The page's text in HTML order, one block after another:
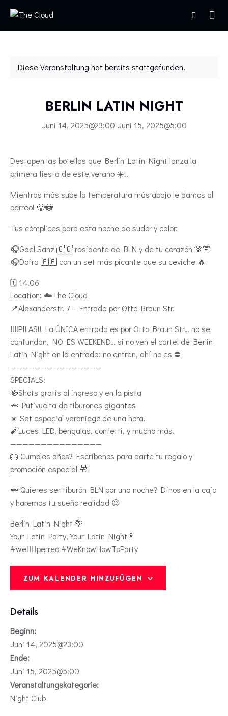
Diese Veranstaltung hat bereits stattgefunden.
BERLIN LATIN NIGHT
Juni 14, 2025@23:00-Juni 15, 2025@5:00
Destapen las botellas que Berlin Latin Night lanza la
primera fiesta de este verano ☀️!!
Mientras más sube la temperatura más abajo le damos al
perreo! 🥵😳
Tus cómplices para esta noche de sudor y calor:
🎧Gael Sanz 🇨🇴 residente de BLN y de tu corazón 🫶🏽
🎧Dofra 🇵🇪 con un set más picante que su ceviche 🔥
🗓️ 14.06
Location: ☁️The Cloud
📍Alexanderstr. 7 – Entrada por Otto Braun Str.
‼️‼️PILAS!! La ÚNICA entrada es por Otto Braun Str… no se
confundan, NO ES WEEKEND… si no ven el cartel de Berlin
Latin Night en la entrada: no entren, ahí no es ⛔️
———————————————
SPECIALS:
🍻Shots gratis al ingreso y en la pista
🦈 Putivuelta de tiburones gigantes
☀️ Set especial veraniego de una hora.
🧨Luces LED, bengalas, confetti, y mucho más.
———————————————
🎂 Cumples años? Escríbenos para darte tu regalo y
promoción especial 🎁
🦈 Quieres ser tiburón BLN por una noche? Dínos en la caja
y haremos tu sueño realidad 😉
Berlin Latin Night 🌴
Your Latin Party, Your Latin Night 🍾
#we❤️‍🔥perreo #WeKnowHowToParty
ZUM KALENDER HINZUFÜGEN
Details
Beginn:
Juni 14, 2025@23:00
Ende:
Juni 15, 2025@5:00
Veranstaltungskategorie:
Night Club